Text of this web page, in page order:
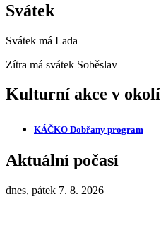
Svátek
Svátek má Lada
Zítra má svátek Soběslav
Kulturní akce v okolí
KÁČKO Dobřany program
Aktuální počasí
dnes, pátek 7. 8. 2026